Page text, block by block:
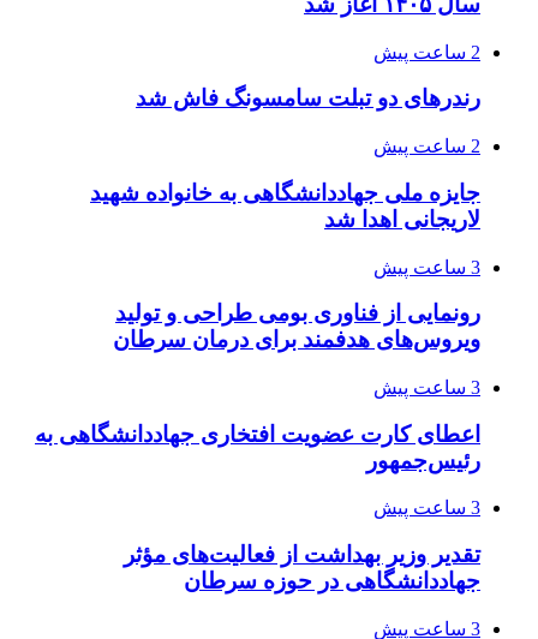
2 ساعت پیش
رندرهای دو تبلت سامسونگ فاش شد
2 ساعت پیش
جایزه ملی جهاددانشگاهی به خانواده شهید
لاریجانی اهدا شد
3 ساعت پیش
رونمایی از فناوری بومی طراحی و تولید
ویروس‌های هدفمند برای درمان سرطان
3 ساعت پیش
اعطای کارت عضویت افتخاری جهاددانشگاهی به
رئیس‌جمهور
3 ساعت پیش
تقدیر وزیر بهداشت از فعالیت‌های مؤثر
جهاددانشگاهی در حوزه سرطان
3 ساعت پیش